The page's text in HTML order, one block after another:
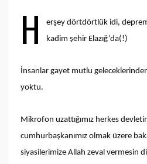
H
erşey dörtdörtlük idi,
kadim şehir Elazığ’da(!)
İnsanlar gayet mutlu
yoktu.
Mikrofon uzattığımız herkes
cumhurbaşkanımız olmak üzere
siyasilerimize Allah zeval vermesin